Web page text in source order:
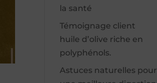
la santé
Témoignage client
huile d’olive riche en
polyphénols.
Astuces naturelles pour